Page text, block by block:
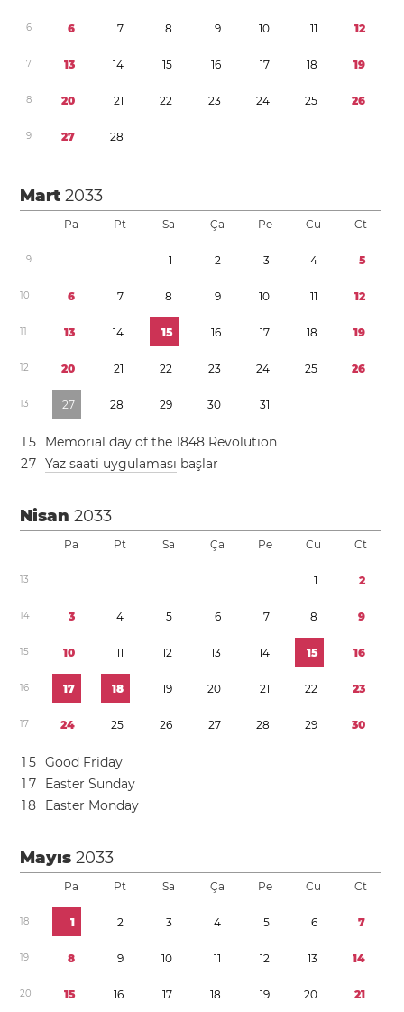
6 6 7 8 9 10 11 12
7 13 14 15 16 17 18 19
8 20 21 22 23 24 25 26
9 27 28
Mart2033
Pa Pt Sa Ça Pe Cu Ct
9 1 2 3 4 5
10 6 7 8 9 10 11 12
11 13 14 15 16 17 18 19
12 20 21 22 23 24 25 26
13 27 28 29 30 31
1 5
Memorial day of the 1848 Revolution
27 Yaz saati uygulaması başlar
Nisan2033
Pa Pt Sa Ça Pe Cu Ct
13 1 2
14 3 4 5 6 7 8 9
15 10 11 12 13 14 15 16
16 17 18 19 20 21 22 23
17 24 25 26 27 28 29 30
1 5 Good Friday
1 7
Easter Sunday
18 Easter Monday
Mayıs2033
Pa Pt Sa Ça Pe Cu Ct
18 1 2 3 4 5 6 7
19 8 9 10 11 12 13 14
20 15 16 17 18 19 20 21